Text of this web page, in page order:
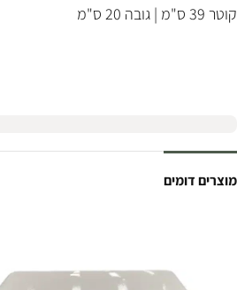
קוטר 39 ס"מ | גובה 20 ס"מ
מוצרים דומים